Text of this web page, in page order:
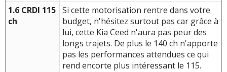
1.6 CRDI 115
ch
Si cette motorisation rentre dans votre
budget, n'hésitez surtout pas car grâce à
lui, cette Kia Ceed n'aura pas peur des
longs trajets. De plus le 140 ch n'apporte
pas les performances attendues ce qui
rend encorte plus intéressant le 115.